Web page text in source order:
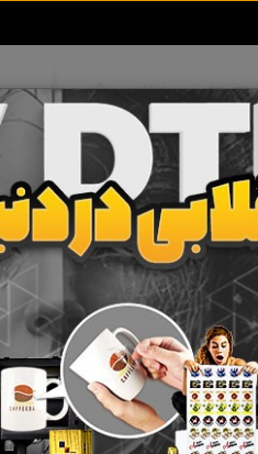
آگهی ها خبرهای سایت